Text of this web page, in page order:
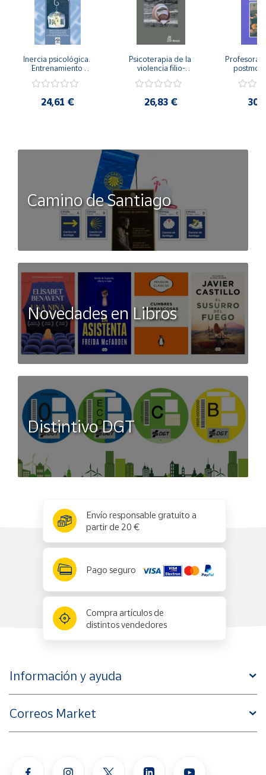
Inercia psicológica.
Entrenamiento
Igualdad de Género.
24,61 €
Psicoterapia de la
violencia filio-
secreto y la
26,83 €
Camino de Santiago
Novedades en Libros
Distintivo DGT
Envío responsable gratuito a
partir de 20 €
Pago seguro
Compra artículos de
distintos vendedores
Información y ayuda
Correos Market